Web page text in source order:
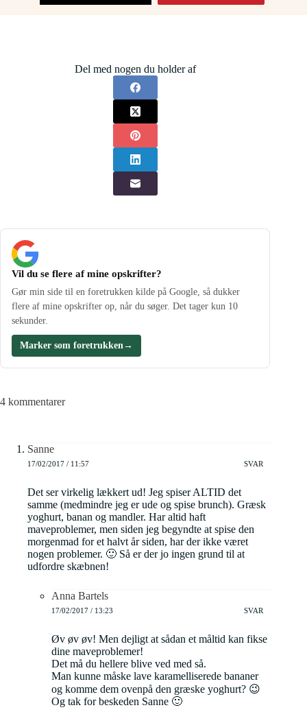
Del med nogen du holder af
Vil du se flere af mine opskrifter?
Gør min side til en foretrukken kilde på Google, så dukker
flere af mine opskrifter op, når du søger. Det tager kun 10
sekunder.
Marker som foretrukken →
4 kommentarer
Sanne
17/02/2017 / 11:57 SVAR
Det ser virkelig lækkert ud! Jeg spiser ALTID det
samme (medmindre jeg er ude og spise brunch). Græsk
yoghurt, banan og mandler. Har altid haft
maveproblemer, men siden jeg begyndte at spise den
morgenmad for et halvt år siden, har der ikke været
nogen problemer. 🙂 Så er der jo ingen grund til at
udfordre skæbnen!
Anna Bartels
17/02/2017 / 13:23 SVAR
Øv øv øv! Men dejligt at sådan et måltid kan fikse
dine maveproblemer!
Det må du hellere blive ved med så.
Man kunne måske lave karamelliserede bananer
og komme dem ovenpå den græske yoghurt? 😉
Og tak for beskeden Sanne 🙂